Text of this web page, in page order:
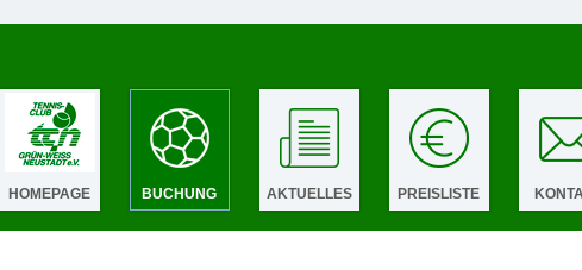
HOMEPAGE BUCHUNG AKTUELLES PREISLISTE